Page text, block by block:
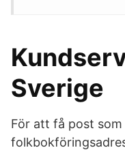
Sverige
För att få post